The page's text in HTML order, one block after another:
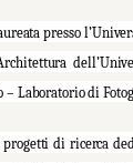
presso
– Laboratorio di
progetti di ricerca